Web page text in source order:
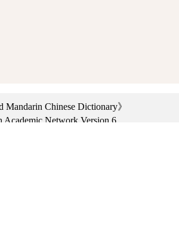
Mandarin Chinese Dictionary》
Academic Network Version 6